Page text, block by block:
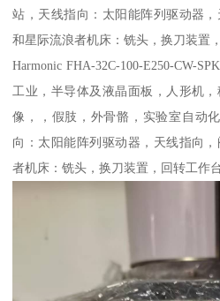
站，天线指向：太阳能阵列驱动器
和星际流浪者机床：铣头，换刀装置
Harmonic FHA-32C-100-E250-CW-
工业，半导体及液晶面板，人形机
像，，假肢，外骨骼，实验室自动
向：太阳能阵列驱动器，天线指向
者机床：铣头，换刀装置，回转工作